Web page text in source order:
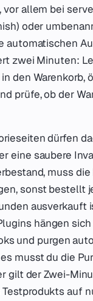
allem bei
oder
automatischen
zwei Minuten:
den Warenkorb,
prüfe, ob der
dürfen
eine saubere
muss
sonst bestellt
ausverkauft
hängen
und purgen
musst du die
gilt der Zwei-
auf